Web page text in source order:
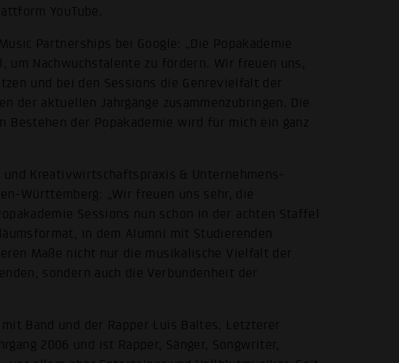
YouTube.
Partnerships bei Google: „Die Popakademie
um Nachwuchstalente zu fördern. Wir freuen uns,
und bei den Sessions die Genrevielfalt der
der aktuellen Jahrgänge zusammenzubringen. Die
Bestehen der Popakademie wird für mich ein ganz
Kreativwirtschaftspraxis & Unternehmens-
Württemberg: „Wir freuen uns sehr, die
Sessions nun schon in der achten Staffel
in dem Alumni mit Studierenden
Maße nicht nur die musikalische Vielfalt der
sondern auch die Verbundenheit der
mit Band und der Rapper Luis Baltes. Letzterer
2006 und ist Rapper, Sänger, Songwriter,